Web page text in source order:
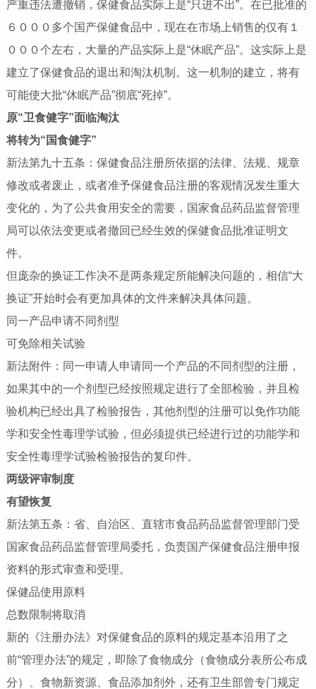
严重违法遭撤销，保健食品实际上是“只进不出”。在已批准的
６０００多个国产保健食品中，现在在市场上销售的仅有１
０００个左右，大量的产品实际上是“休眠产品”。这实际上是
建立了保健食品的退出和淘汰机制。这一机制的建立，将有
可能使大批“休眠产品”彻底“死掉”。
原“卫食健字”面临淘汰
将转为“国食健字”
新法第九十五条：保健食品注册所依据的法律、法规、规章
修改或者废止，或者准予保健食品注册的客观情况发生重大
变化的，为了公共食用安全的需要，国家食品药品监督管理
局可以依法变更或者撤回已经生效的保健食品批准证明文
件。
但庞杂的换证工作决不是两条规定所能解决问题的，相信“大
换证”开始时会有更加具体的文件来解决具体问题。
同一产品申请不同剂型
可免除相关试验
新法附件：同一申请人申请同一个产品的不同剂型的注册，
如果其中的一个剂型已经按照规定进行了全部检验，并且检
验机构已经出具了检验报告，其他剂型的注册可以免作功能
学和安全性毒理学试验，但必须提供已经进行过的功能学和
安全性毒理学试验检验报告的复印件。
两级评审制度
有望恢复
新法第五条：省、自治区、直辖市食品药品监督管理部门受
国家食品药品监督管理局委托，负责国产保健食品注册申报
资料的形式审查和受理。
保健品使用原料
总数限制将取消
新的《注册办法》对保健食品的原料的规定基本沿用了之
前“管理办法”的规定，即除了食物成分（食物成分表所公布成
分）、食物新资源、食品添加剂外，还有卫生部曾专门规定